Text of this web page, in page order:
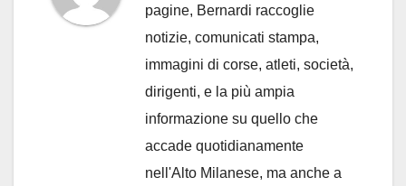
pagine, Bernardi raccoglie
notizie, comunicati stampa,
immagini di corse, atleti, società,
dirigenti, e la più ampia
informazione su quello che
accade quotidianamente
nell'Alto Milanese, ma anche a